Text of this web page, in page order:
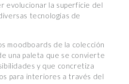
evolucionar la superficie del
tecnologías de
moodboards de la colección
una paleta que se convierte
y que concretiza
para interiores a través del